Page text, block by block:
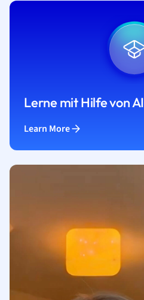
Lerne mit Hilfe von AI
Learn More